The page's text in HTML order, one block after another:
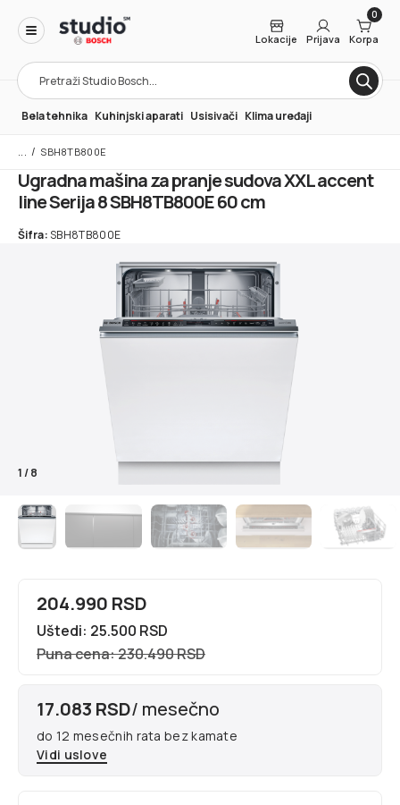
Products
search
Lokacije Prijava
0
Korpa
Bela tehnika Kuhinjski aparati Usisivači Klima uređaji
/ SBH8TB800E
Ugradna mašina za pranje sudova XXL accent
line Serija 8 SBH8TB800E 60 cm
Šifra:SBH8TB800E
1/8
204.990 RSD
Uštedi: 25.500 RSD
Puna cena: 230.490 RSD
17.083 RSD/ mesečno
do 12 mesečnih rata bez kamate
Vidi uslove